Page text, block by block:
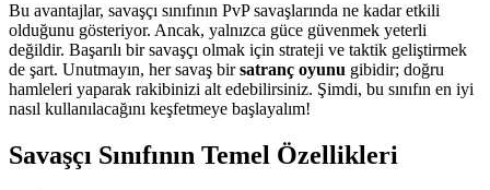
Bu avantajlar, savaşçı sınıfının PvP savaşlarında ne kadar etkili
olduğunu gösteriyor. Ancak, yalnızca güce güvenmek yeterli
değildir. Başarılı bir savaşçı olmak için strateji ve taktik geliştirmek
de şart. Unutmayın, her savaş birsatranç oyunu gibidir; doğru
hamleleri yaparak rakibinizi alt edebilirsiniz. Şimdi, bu sınıfın en iyi
nasıl kullanılacağını keşfetmeye başlayalım!
Savaşçı Sınıfının Temel Özellikleri